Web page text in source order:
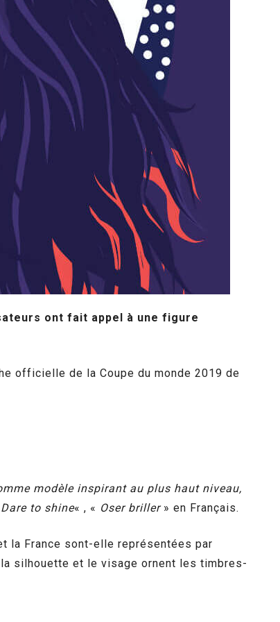
ont fait appel à une figure
officielle de la Coupe du monde 2019 de
modèle inspirant au plus haut niveau,
Dare to shine« , « Oser briller» en Français.
la France sont-elle représentées par
silhouette et le visage ornent les timbres-